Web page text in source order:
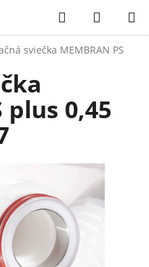
Hľadať
KOŠÍK
sviečka MEMBRAN PS
plus 0,45